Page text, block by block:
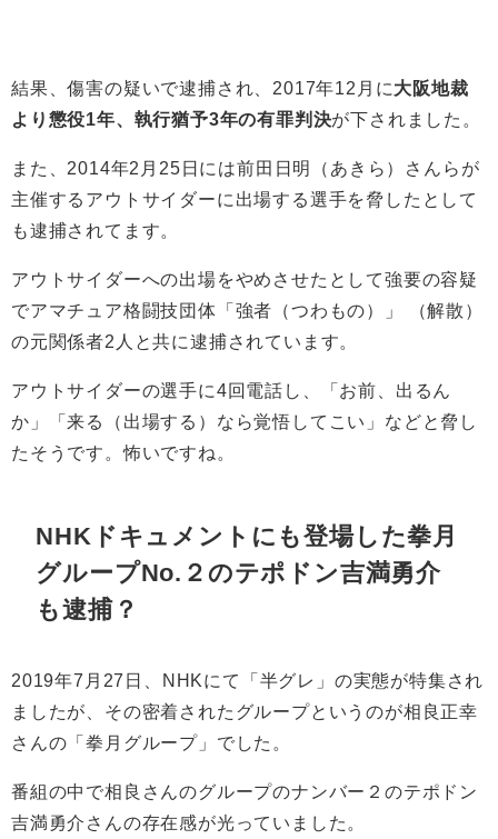
結果、傷害の疑いで逮捕され、 2017年12月に大阪地裁
より懲役1年、執行猶予3年の有罪判決が下されました。
また、2014年2月25日には前田日明（あきら）さんらが
主催するアウトサイダーに出場する選手を脅したとして
も逮捕されてます。
アウトサイダーへの出場をやめさせたとして強要の容疑
でアマチュア格闘技団体「強者（つわもの）」 （解散）
の元関係者2人と共に逮捕されています。
アウトサイダーの選手に4回電話し、「お前、出るん
か」「来る（出場する）なら覚悟してこい」などと脅し
たそうです。怖いですね。
NHKドキュメントにも登場した拳月
グループNo.２のテポドン吉満勇介
も逮捕？
2019年7月27日、NHKにて「半グレ」の実態が特集され
ましたが、その密着されたグループというのが相良正幸
さんの「拳月グループ」でした。
番組の中で相良さんのグループのナンバー２のテポドン
吉満勇介さんの存在感が光っていました。